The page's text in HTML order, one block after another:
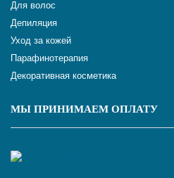
Для волос
Депиляция
Уход за кожей
Парафинотерапия
Декоративная косметика
МЫ ПРИНИМАЕМ ОПЛАТУ